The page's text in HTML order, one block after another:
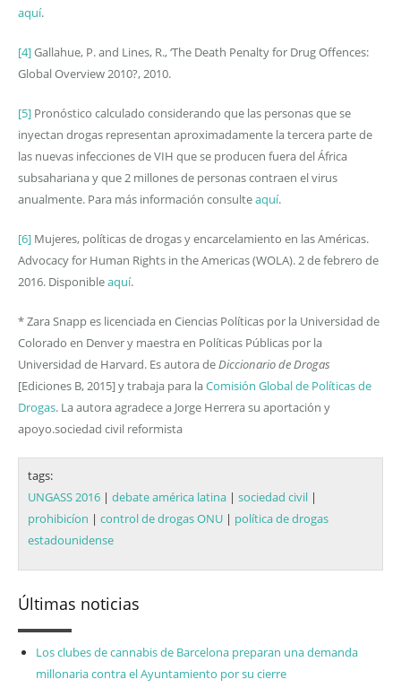
aquí.
[4]Gallahue, P. and Lines, R., ‘The Death Penalty for Drug Offences:
Global Overview 2010?, 2010.
[5] Pronóstico calculado considerando que las personas que se
inyectan drogas representan aproximadamente la tercera parte de
las nuevas infecciones de VIH que se producen fuera del África
subsahariana y que 2 millones de personas contraen el virus
anualmente. Para más información consulteaquí.
[6] Mujeres, políticas de drogas y encarcelamiento en las Américas.
Advocacy for Human Rights in the Americas (WOLA). 2 de febrero de
2016. Disponibleaquí.
* Zara Snapp es licenciada en Ciencias Políticas por la Universidad de
Colorado en Denver y maestra en Políticas Públicas por la
Universidad de Harvard. Es autora deDiccionario de Drogas
[Ediciones B, 2015] y trabaja para laComisión Global de Políticas de
Drogas. La autora agradece a Jorge Herrera su aportación y
apoyo.sociedad civil reformista
tags:
UNGASS 2016 | debate américa latina | sociedad civil |
prohibicíon | control de drogas ONU | política de drogas
estadounidense
Últimas noticias
Los clubes de cannabis de Barcelona preparan una demanda
millonaria contra el Ayuntamiento por su cierre